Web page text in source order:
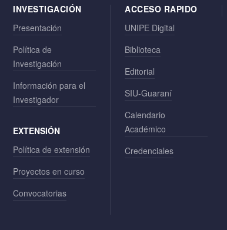
INVESTIGACIÓN
Presentación
Política de
Investigación
Información para el
Investigador
EXTENSIÓN
Política de extensión
Proyectos en curso
Convocatorias
ACCESO RAPIDO
UNIPE Digital
Biblioteca
Editorial
SIU-Guaraní
Calendario
Académico
Credenciales